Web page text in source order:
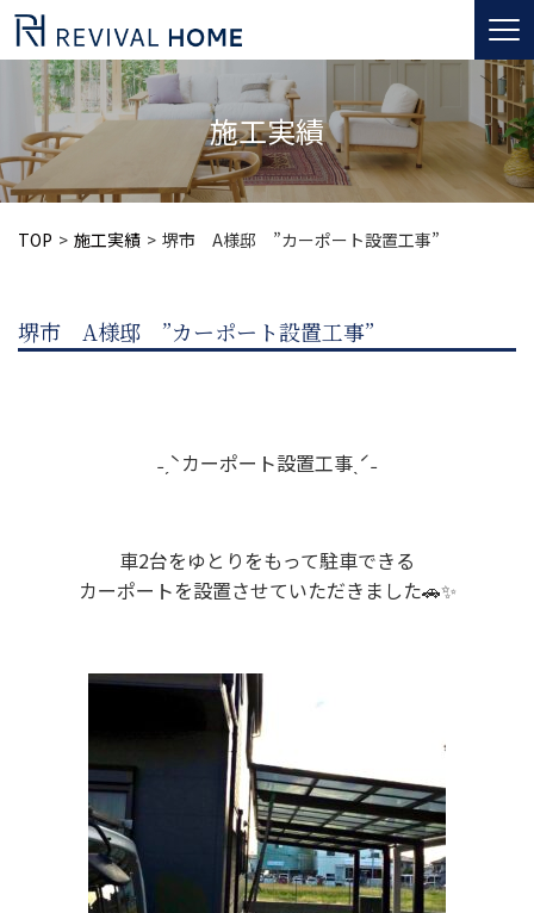
施工実績
TOP 施工実績 堺市 A様邸 ”カーポート設置工事”
堺市 A様邸 ”カーポート設置工事”
˗ˏˋカーポート設置工事ˎˊ˗
車2台をゆとりをもって駐車できる
カーポートを設置させていただきました🚗✨